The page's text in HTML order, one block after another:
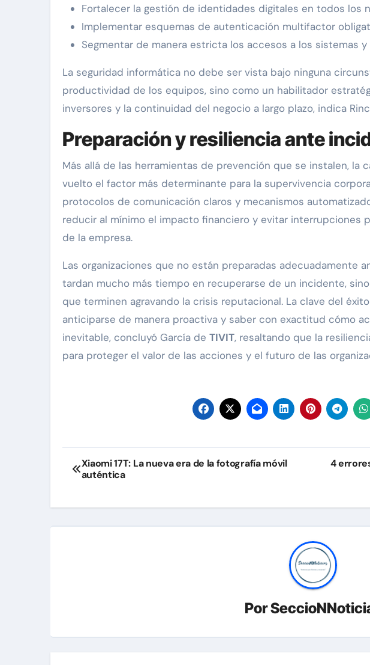
Fortalecer la gestión de identidades digitales en todos los
Implementar esquemas de autenticación multifactor
Segmentar de manera estricta los accesos a los sistemas
La seguridad informática no debe ser vista bajo ninguna
productividad de los equipos, sino como un habilitador
inversores y la continuidad del negocio a largo plazo, indica
Preparación y resiliencia ante
Más allá de las herramientas de prevención que se instalen, la
vuelto el factor más determinante para la supervivencia
protocolos de comunicación claros y mecanismos
reducir al mínimo el impacto financiero y evitar interrupciones
de la empresa.
Las organizaciones que no están preparadas adecuadamente
tardan mucho más tiempo en recuperarse de un incidente,
que terminen agravando la crisis reputacional. La clave del
anticiparse de manera proactiva y saber con exactitud cómo
inevitable, concluyó García de TIVIT, resaltando que la
para proteger el valor de las acciones y el futuro de las
Navegación
de
entradas
Xiaomi 17T: La nueva era de la fotografía móvil
auténtica
4
Por